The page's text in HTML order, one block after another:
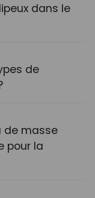
dans le
de
de masse
pour la